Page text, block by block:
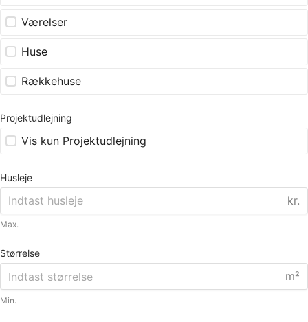
Værelser
Huse
Rækkehuse
Projektudlejning
Vis kun Projektudlejning
Husleje
kr.
Max.
Størrelse
m²
Min.